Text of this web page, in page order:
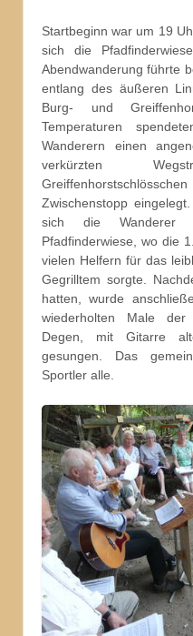
Startbeginn war um 19
sich die
Abendwanderung führte
entlang des äußeren
Burg- und
Temperaturen
Wanderern einen
verkürzten
Zwischenstopp
sich die
Pfadfinderwiese, wo die
vielen Helfern für das
Gegrilltem sorgte.
hatten, wurde
wiederholten Male der
Degen, mit Gitarre
gesungen. Das
Sportler alle.